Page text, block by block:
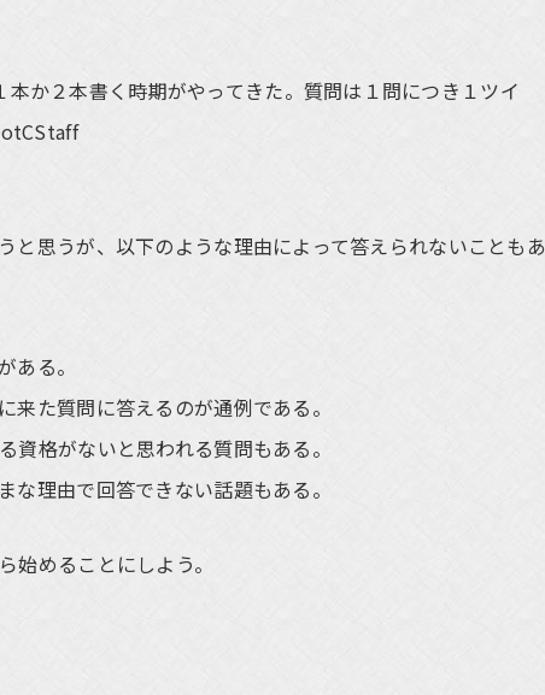
本か２本書く時期がやってきた。質問は１問につき１ツイ
思うが、以下のような理由によって答えられないこともあ
ある。
た質問に答えるのが通例である。
格がないと思われる質問もある。
理由で回答できない話題もある。
めることにしよう。